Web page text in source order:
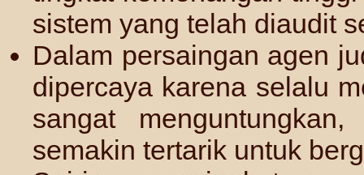
sistem yang telah diaudit
Dalam persaingan agen
dipercaya karena selalu
sangat
semakin tertarik untuk